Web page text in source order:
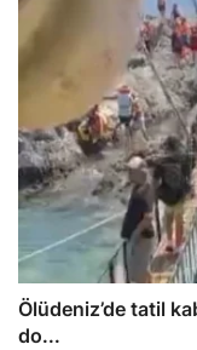
Ölüdeniz’de tatil
do...